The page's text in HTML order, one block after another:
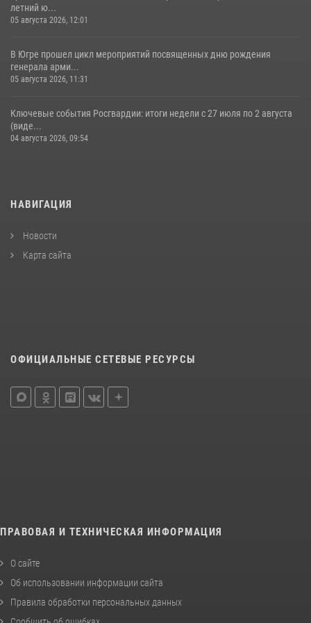
летний ю...
05 августа 2026, 12:01
В Югре прошел цикл мероприятий посвященных дню рождения
генерала арми...
05 августа 2026, 11:31
Ключевые события Росгвардии: итоги недели с 27 июля по 2 августа
(виде...
04 августа 2026, 09:54
НАВИГАЦИЯ
Новости
Карта сайта
ОФИЦИАЛЬНЫЕ СЕТЕВЫЕ РЕСУРСЫ
ПРАВОВАЯ И ТЕХНИЧЕСКАЯ ИНФОРМАЦИЯ
О сайте
Об использовании информации сайта
Правила обработки персональных данных